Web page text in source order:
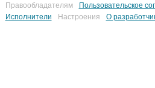
Правообладателям
Пользовательское
Исполнители
Настроения О